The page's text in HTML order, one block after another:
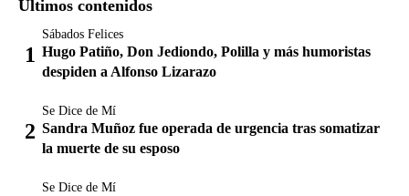
Últimos contenidos
Sábados Felices
Hugo Patiño, Don Jediondo, Polilla y más humoristas
despiden a Alfonso Lizarazo
Se Dice de Mí
Sandra Muñoz fue operada de urgencia tras somatizar
la muerte de su esposo
Se Dice de Mí